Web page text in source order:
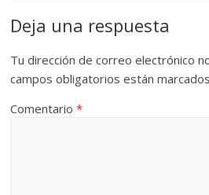
Deja una respuesta
Tu dirección de correo electrónico
campos obligatorios están
Comentario*